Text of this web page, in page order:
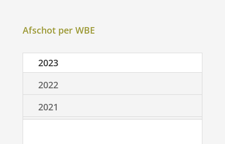
Afschot per WBE
2023
2022
2021